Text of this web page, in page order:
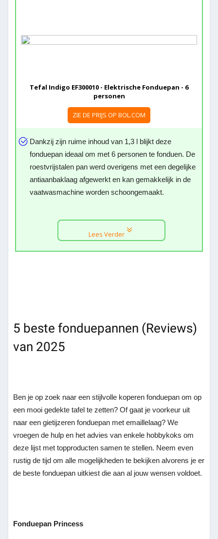
Tefal Indigo EF300010 - Elektrische Fonduepan - 6
personen
ZIE DE PRIJS OP BOL.COM
Dankzij zijn ruime inhoud van 1,3 l blijkt deze
fonduepan ideaal om met 6 personen te fonduen. De
roestvrijstalen pan werd overigens met een degelijke
antiaanbaklaag afgewerkt en kan gemakkelijk in de
vaatwasmachine worden schoongemaakt.
Lees Verder
5 beste fonduepannen (Reviews)
van 2025
Ben je op zoek naar een stijlvolle koperen fonduepan om op
een mooi gedekte tafel te zetten? Of gaat je voorkeur uit
naar een gietijzeren fonduepan met emaillelaag? We
vroegen de hulp en het advies van enkele hobbykoks om
deze lijst met topproducten samen te stellen. Neem even
rustig de tijd om alle mogelijkheden te bekijken alvorens je er
de beste fonduepan uitkiest die aan al jouw wensen voldoet.
Fonduepan Princess